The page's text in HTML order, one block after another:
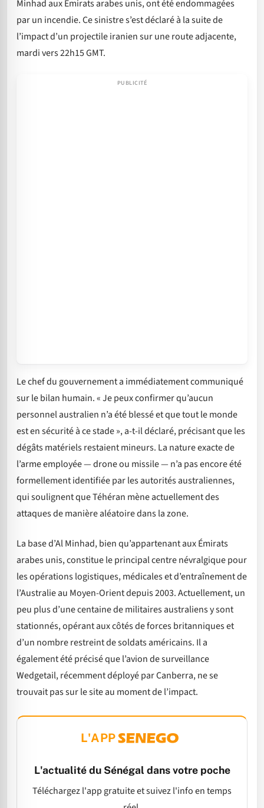
Minhad aux Émirats arabes unis, ont été endommagées
par un incendie. Ce sinistre s’est déclaré à la suite de
l’impact d’un projectile iranien sur une route adjacente,
mardi vers 22h15 GMT.
Le chef du gouvernement a immédiatement communiqué
sur le bilan humain. « Je peux confirmer qu’aucun
personnel australien n’a été blessé et que tout le monde
est en sécurité à ce stade », a-t-il déclaré, précisant que les
dégâts matériels restaient mineurs. La nature exacte de
l’arme employée — drone ou missile — n’a pas encore été
formellement identifiée par les autorités australiennes,
qui soulignent que Téhéran mène actuellement des
attaques de manière aléatoire dans la zone.
La base d’Al Minhad, bien qu’appartenant aux Émirats
arabes unis, constitue le principal centre névralgique pour
les opérations logistiques, médicales et d’entraînement de
l’Australie au Moyen-Orient depuis 2003. Actuellement, un
peu plus d’une centaine de militaires australiens y sont
stationnés, opérant aux côtés de forces britanniques et
d’un nombre restreint de soldats américains. Il a
également été précisé que l’avion de surveillance
Wedgetail, récemment déployé par Canberra, ne se
trouvait pas sur le site au moment de l’impact.
L'APP
L'actualité du Sénégal dans votre poche
Téléchargez l'app gratuite et suivez l'info en temps